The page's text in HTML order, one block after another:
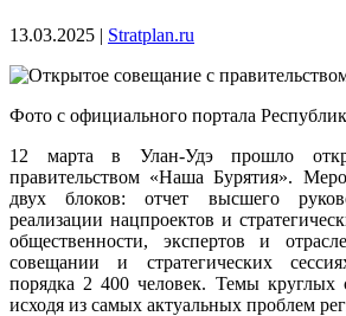
13.03.2025 | Stratplan.ru
Фото с официального портала
12 марта в Улан-Удэ прошло
правительством «Наша Бурятия».
двух блоков: отчет высшего
реализации нацпроектов и
общественности, экспертов и
совещании и стратегических
порядка 2 400 человек. Темы круглых
исходя из самых актуальных проблем